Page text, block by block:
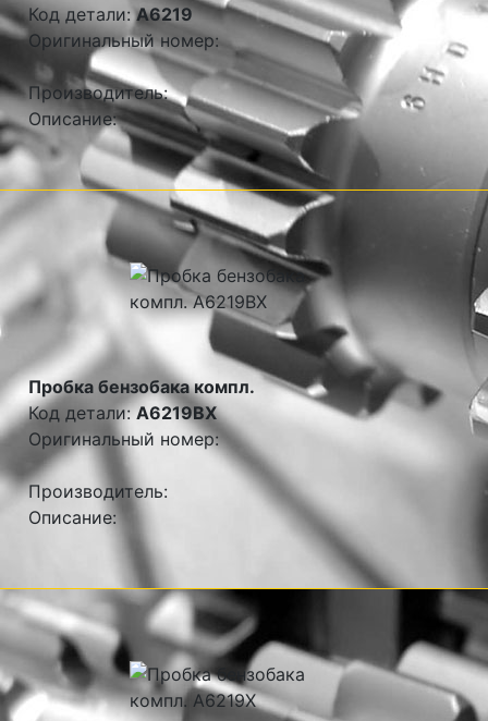
Код детали:A6219
Оригинальный номер:
Производитель:
Описание:
Пробка бензобака компл.
Код детали:A6219BX
Оригинальный номер:
Производитель:
Описание: